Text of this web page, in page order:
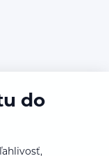
do